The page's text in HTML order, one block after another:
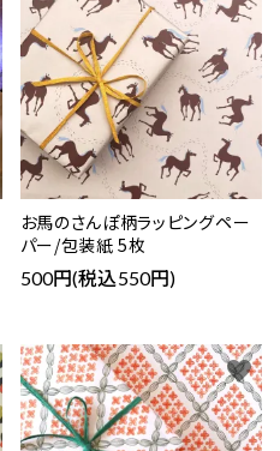
お馬のさんぽ柄ラッピングペー
パー/包装紙 5枚
500円(税込550円)
favorite